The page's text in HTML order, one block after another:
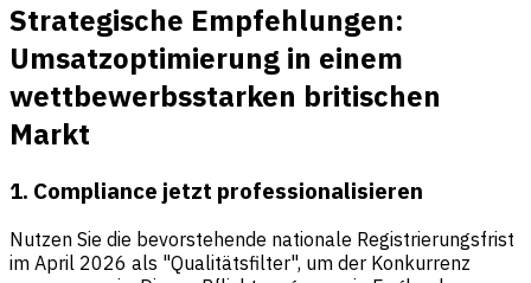
Strategische Empfehlungen:
Umsatzoptimierung in einem
wettbewerbsstarken britischen
Markt
1. Compliance jetzt professionalisieren
Nutzen Sie die bevorstehende nationale Registrierungsfrist
im April 2026 als "Qualitätsfilter", um der Konkurrenz